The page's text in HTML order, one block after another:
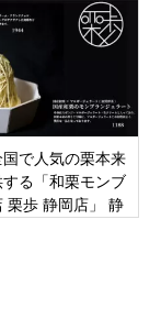
で人気の栗本来
る「和栗モンブ
栗歩 静岡店」 静